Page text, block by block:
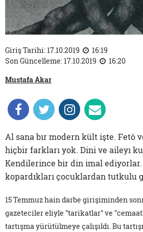
Giriş Tarihi: 17.10.2019
16:19
Son Güncelleme: 17.10.2019
16:20
Mustafa Akar
Al sana bır modern kült işte. Fetö
hiçbir farkları yok. Dini ve aileyı
Kendilerince bir din imal
kopardıkları çocuklardan tutkulu
15 Temmuz hain darbe girişiminden
gazeteciler eliyle "tarikatlar" ve
tartışma yürütülmeye çalışıldı. Bu